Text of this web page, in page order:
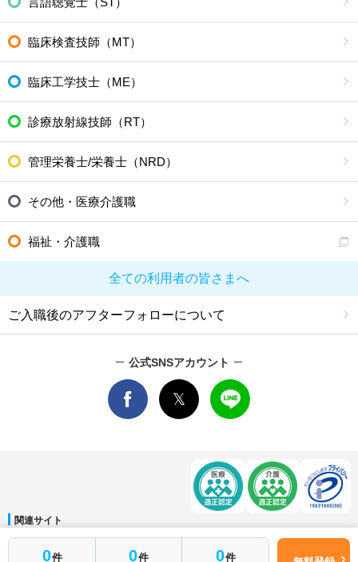
0件 0件 0件
臨床検査技師（MT）
臨床工学技士（ME）
診療放射線技師（RT）
管理栄養士/栄養士（NRD）
その他・医療介護職
福祉・介護職
全ての利用者の皆さまへ
ご入職後のアフターフォローについて
公式SNSアカウント
関連サイト
マイナビDOCTOR│マイナビ看護師│マイナビ薬剤師│マイナビ保育士
運営会社